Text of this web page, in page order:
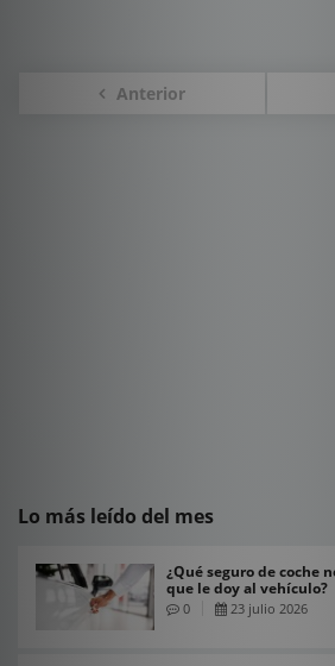
Anterior
Lo más leído del mes
¿Qué seguro de coche
que le doy al vehículo?
0 23 julio 2026